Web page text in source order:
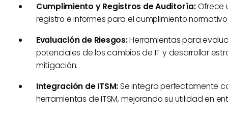
Cumplimiento y Registros de Auditoría:Ofrece
registro e informes para el cumplimiento
Evaluación de Riesgos:Herramientas para
potenciales de los cambios de IT y desarrollar
mitigación.
Integración de ITSM: Se integra perfectamente
herramientas de ITSM, mejorando su utilidad en